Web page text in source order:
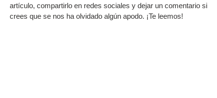
artículo, compartirlo en redes sociales y dejar un comentario si
crees que se nos ha olvidado algún apodo. ¡Te leemos!